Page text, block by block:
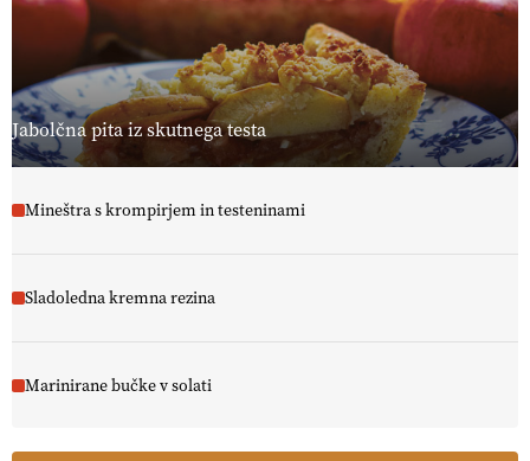
, okolje
in kakovostna jajca . VEČ
https://t.co/PX49GVsP1M
@EUAgri #IMCAP #CAP https://t.co/a1xatzEeid
13.07.2026
Jabolčna pita iz skutnega testa
Mineštra s krompirjem in testeninami
Sladoledna kremna rezina
Marinirane bučke v solati